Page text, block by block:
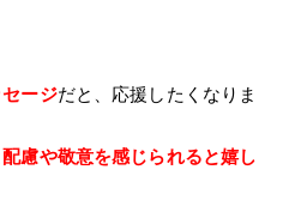
ージだと、応援したくなりま
慮や敬意を感じられると嬉し